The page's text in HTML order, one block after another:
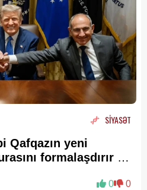
SİYASƏT
Qafqazın yeni
formalaşdırır –
0 0